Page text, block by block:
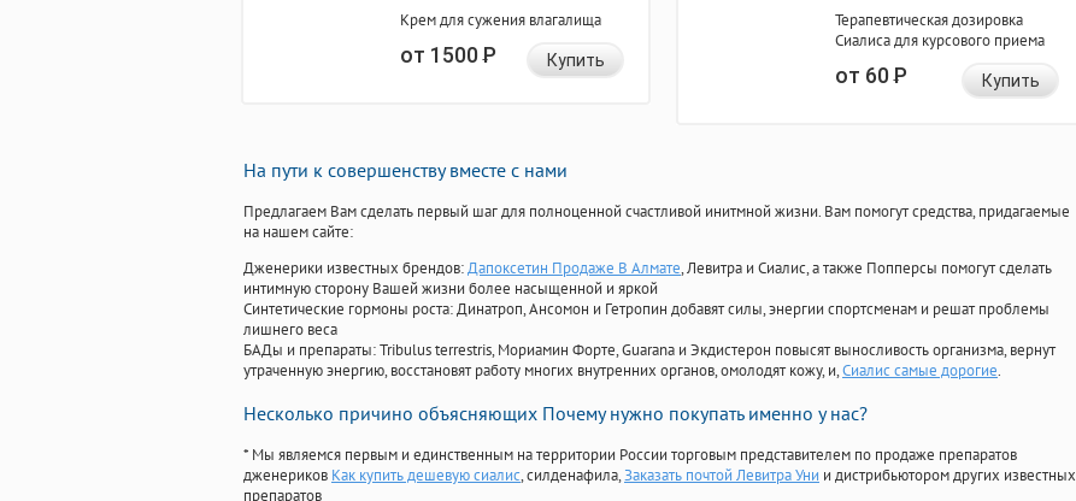
Крем для сужения влагалища
от 1500Р Купить
Терапевтическая дозировка
Сиалиса для курсового приема
от 60Р Купить
На пути к совершенству вместе с нами
Предлагаем Вам сделать первый шаг для полноценной счастливой инитмной жизни. Вам помогут средства, придагаемые
на нашем сайте:
Дженерики известных брендов:Дапоксетин Продаже В Алмате, Левитра и Сиалис, а также Попперсы помогут сделать
интимную сторону Вашей жизни более насыщенной и яркой
Синтетические гормоны роста: Динатроп, Ансомон и Гетропин добавят силы, энергии спортсменам и решат проблемы
лишнего веса
БАДы и препараты:Tribulus terrestris, Мориамин Форте, Guarana и Экдистерон повысят выносливость организма, вернут
утраченную энергию, восстановят работу многих внутренних органов, омолодят кожу, и,Сиалис самые дорогие.
Несколько причино объясняющих Почему нужно покупать именно у нас?
* Мы являемся первым и единственным на территории России торговым представителем по продаже препаратов
дженериков Как купить дешевую сиалис, силденафила,Заказать почтой Левитра Уни и дистрибьютором других известных
препаратов